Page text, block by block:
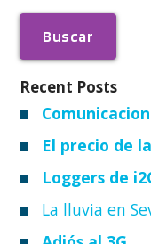
Recent Posts
El precio de
Loggers de
La lluvia en